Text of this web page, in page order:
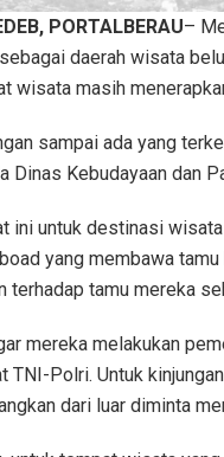
PORTALBERAU–
daerah wisata
wisata masih
sampai ada yang
Dinas Kebudayaan dan
ini untuk destinasi
yang membawa
terhadap tamu mereka
mereka melakukan
TNI-Polri. Untuk
dari luar diminta